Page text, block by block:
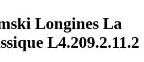
Longines La
L4.209.2.11.2